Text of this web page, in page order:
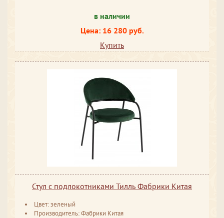
в наличии
Цена: 16 280 руб.
Купить
Стул с подлокотниками Тилль Фабрики Китая
Цвет: зеленый
Производитель: Фабрики Китая